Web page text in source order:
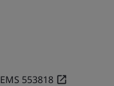
EMS 553818